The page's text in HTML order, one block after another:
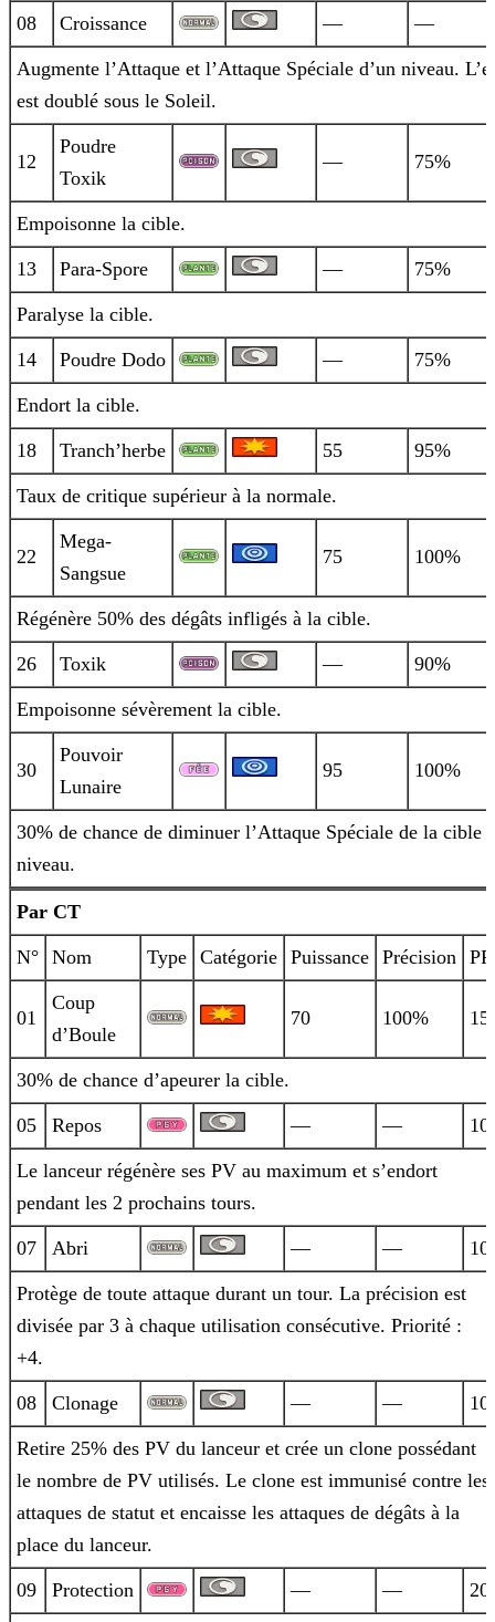
08 Croissance — —
Augmente l’Attaque et l’Attaque Spéciale d’un niveau.
est doublé sous le Soleil.
12
Poudre
Toxik
— 75%
Empoisonne la cible.
13 Para-Spore — 75%
Paralyse la cible.
14 Poudre Dodo — 75%
Endort la cible.
18 Tranch’herbe 55 95%
Taux de critique supérieur à la normale.
22
Mega-
Sangsue
75 100%
Régénère 50% des dégâts infligés à la cible.
26 Toxik — 90%
Empoisonne sévèrement la cible.
30
Pouvoir
Lunaire
95 100%
30% de chance de diminuer l’Attaque Spéciale de la cible
niveau.
Par CT
N° Nom Type Catégorie Puissance Précision PP
01
Coup
d’Boule
70 100% 15
30% de chance d’apeurer la cible.
05 Repos — — 10
Le lanceur régénère ses PV au maximum et s’endort
pendant les 2 prochains tours.
07 Abri — — 10
Protège de toute attaque durant un tour. La précision est
divisée par 3 à chaque utilisation consécutive. Priorité :
+4.
08 Clonage — — 10
Retire 25% des PV du lanceur et crée un clone possédant
le nombre de PV utilisés. Le clone est immunisé contre les
attaques de statut et encaisse les attaques de dégâts à la
place du lanceur.
09 Protection — — 20